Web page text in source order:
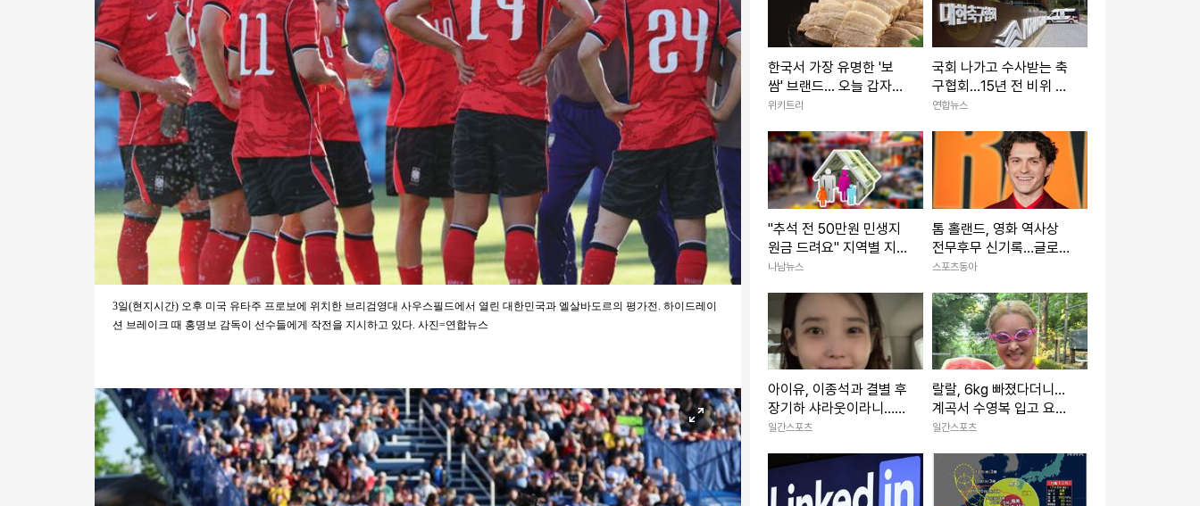
3일(현지시간) 오후 미국 유타주 프로보에 위치한 브리검영대 사우스필드에서 열린 대한민국과 엘살바도르의 평가전. 하이드레이
션 브레이크 때 홍명보 감독이 선수들에게 작전을 지시하고 있다. 사진=연합뉴스
한국서 가장 유명한 '보
쌈' 브랜드... 오늘 갑자기
전해진 안 좋은 소식
위키트리
국회 나가고 수사받는 축
구협회…15년 전 비위 의
혹까지 '파묘'
연합뉴스
"추석 전 50만원 민생지
원금 드려요" 지역별 지
원 금액·지급일 언제?
나남뉴스
톰 홀랜드, 영화 역사상
전무후무 신기록…글로벌
오프닝 톱4 모두 싹쓸이
스포츠동아
아이유, 이종석과 결별 후
장기하 샤라웃이라니…
“이 언니 쿨하네”
일간스포츠
랄랄, 6kg 빠졌다더니…
계곡서 수영복 입고 요염
포즈 [IS하이컷]
일간스포츠